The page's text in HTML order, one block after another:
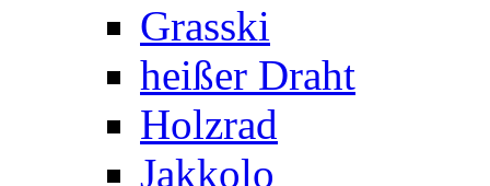
Grasski
heißer Draht
Holzrad
Jakkolo